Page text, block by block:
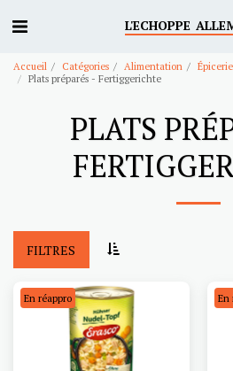
L'ECHOPPE
Accueil Catégories Alimentation
Plats préparés - Fertiggerichte
PLATS
FILTRES
En réappro En